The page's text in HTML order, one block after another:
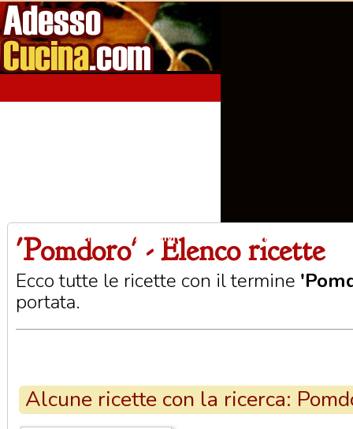
Home Aperitivi Primi Piatti
'Pomdoro' - Elenco ricette
Ecco tutte le ricette con il termine
portata.
Alcune ricette con la ricerca: